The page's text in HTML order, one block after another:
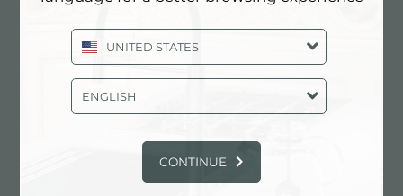
importante qui garantit une résistance
maximale pour les éviers qui ne connaissent pas
les signes du temps.
périmètre trop complet
Le trop plein est un dispositif de sécurité
UNITED STATES
ENGLISH
CONTINUE